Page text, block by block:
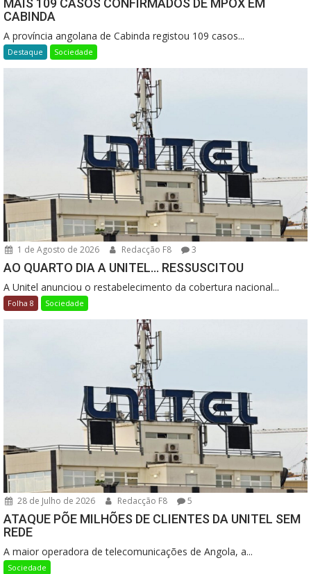
MAIS 109 CASOS CONFIRMADOS DE MPOX EM
CABINDA
A província angolana de Cabinda registou 109 casos...
Destaque Sociedade
1 de Agosto de 2026 Redacção F8 3
AO QUARTO DIA A UNITEL… RESSUSCITOU
A Unitel anunciou o restabelecimento da cobertura nacional...
Folha 8 Sociedade
28 de Julho de 2026 Redacção F8 5
ATAQUE PÕE MILHÕES DE CLIENTES DA UNITEL SEM
REDE
A maior operadora de telecomunicações de Angola, a...
Sociedade